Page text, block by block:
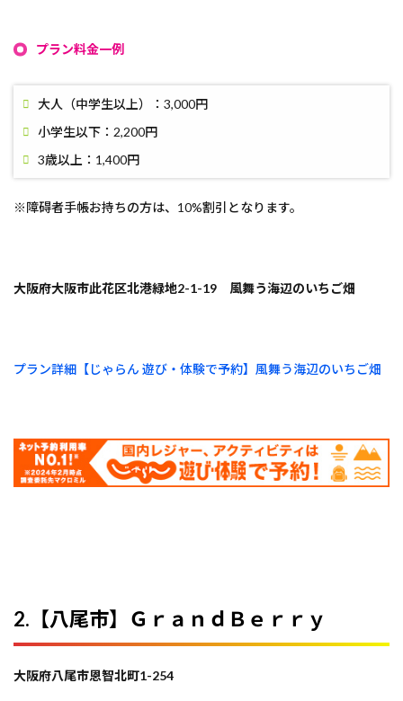
プラン料金一例
大人（中学生以上）：3,000円
小学生以下：2,200円
3歳以上：1,400円
※障碍者手帳お持ちの方は、10%割引となります。
大阪府大阪市此花区北港緑地2-1-19 風舞う海辺のいちご畑
プラン詳細【じゃらん 遊び・体験で予約】風舞う海辺のいちご畑
2.【八尾市】ＧｒａｎｄＢｅｒｒｙ
大阪府八尾市恩智北町1-254